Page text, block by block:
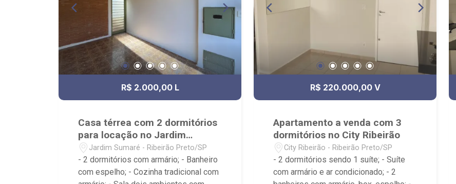
R$ 2.000,00 L
Casa térrea com 2 dormitórios
para locação no Jardim
Sumaré
Jardim Sumaré - Ribeirão Preto/SP
- 2 dormitórios com armário; - Banheiro
com espelho; - Cozinha tradicional com
R$ 220.000,00 V
Apartamento a venda com 3
dormitórios no City Ribeirão
City Ribeirão - Ribeirão Preto/SP
- 2 dormitórios sendo 1 suíte; - Suíte
com armário e ar condicionado; - 2